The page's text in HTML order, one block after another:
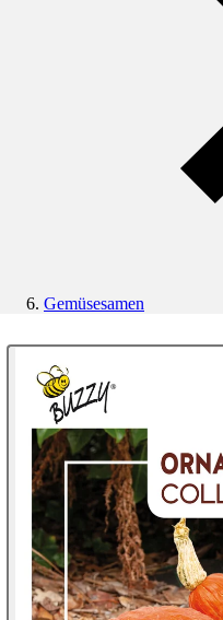
Gemüsesamen